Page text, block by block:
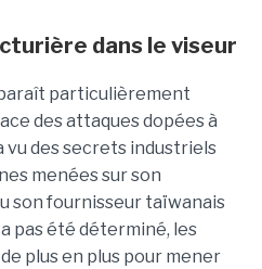
dans le viseur
particulièrement
des attaques dopées à
vu des secrets industriels
menées sur son
son fournisseur taïwanais
pas été déterminé, les
plus en plus pour mener